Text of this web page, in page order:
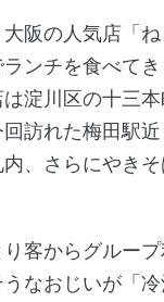
阪の人気店「
ンチを食べて
淀川区の十三
訪れた梅田駅
、さらにやき
客からグループ
なおじいが「冷